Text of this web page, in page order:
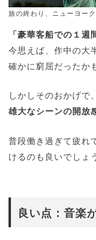
旅の終わり、ニューヨー
「豪華客船での１週
今思えば、作中の大
確かに窮屈だったか
しかしそのおかげで
雄大なシーンの開放
普段働き過ぎて疲れ
けるのも良いでしょ
良い点：音楽